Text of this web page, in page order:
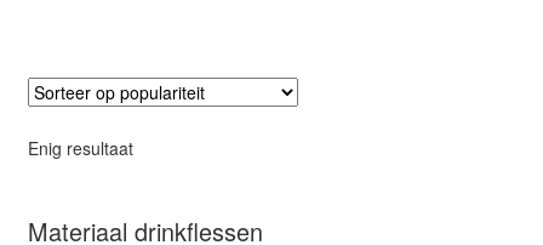
Enig resultaat
Materiaal drinkflessen